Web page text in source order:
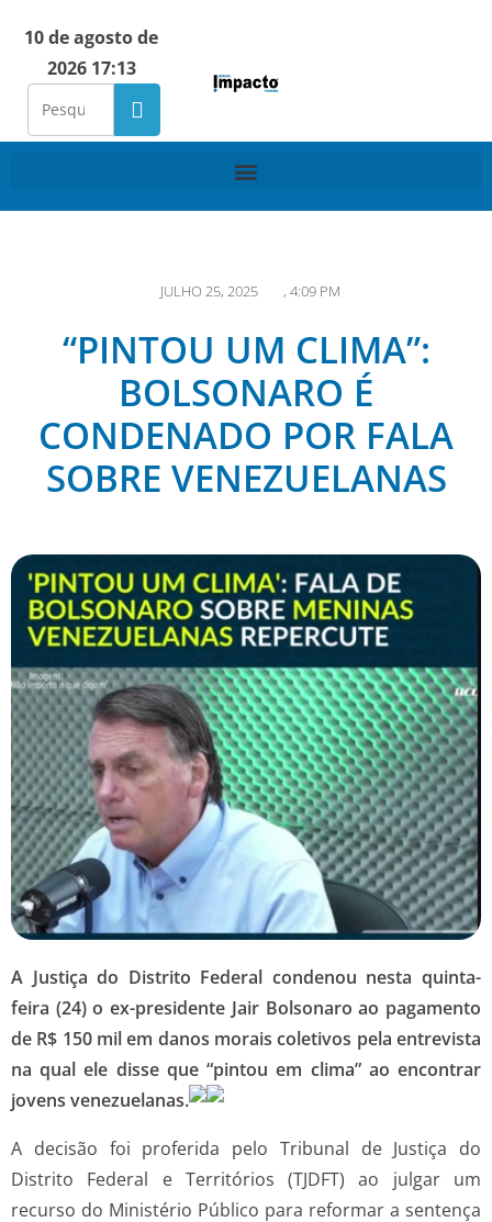
10 de agosto de
2026 17:13
JULHO 25, 2025 , 4:09 PM
“PINTOU UM CLIMA”:
BOLSONARO É
CONDENADO POR FALA
SOBRE VENEZUELANAS
A Justiça do Distrito Federal condenou nesta quinta-
feira (24) o ex-presidente Jair Bolsonaro ao pagamento
de R$ 150 mil em danos morais coletivos pela entrevista
na qual ele disse que “pintou em clima” ao encontrar
jovens venezuelanas.
A decisão foi proferida pelo Tribunal de Justiça do
Distrito Federal e Territórios (TJDFT) ao julgar um
recurso do Ministério Público para reformar a sentença